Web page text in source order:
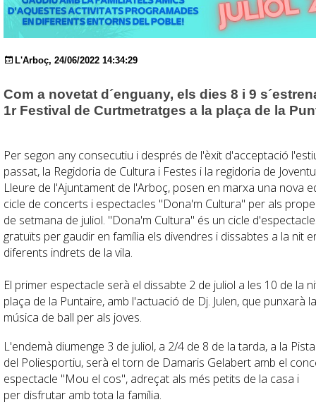
L'Arboç, 24/06/2022 14:34:29
Com a novetat d´enguany, els dies 8 i 9
1r Festival de Curtmetratges a la plaça de la
Per segon any consecutiu i després de l'èxit d'acceptació
passat, la Regidoria de Cultura i Festes i la regidoria de
Lleure de l'Ajuntament de l'Arboç, posen en marxa una nova
cicle de concerts i espectacles "Dona'm Cultura" per als
de setmana de juliol. "Dona'm Cultura" és un cicle
gratuïts per gaudir en família els divendres i dissabtes a la nit
diferents indrets de la vila.
El primer espectacle serà el dissabte 2 de juliol a les 10 de la
plaça de la Puntaire, amb l'actuació de Dj. Julen, que punxarà
música de ball per als joves.
L'endemà diumenge 3 de juliol, a 2/4 de 8 de la tarda, a la
del Poliesportiu, serà el torn de Damaris Gelabert amb el
espectacle "Mou el cos", adreçat als més petits de la casa i
per disfrutar amb tota la família.